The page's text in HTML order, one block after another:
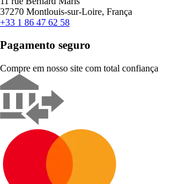
37270 Montlouis-sur-Loire, França
+33 1 86 47 62 58
Pagamento seguro
Compre em nosso site com total confiança